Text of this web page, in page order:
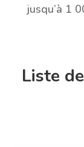
jusqu’à 1
Liste